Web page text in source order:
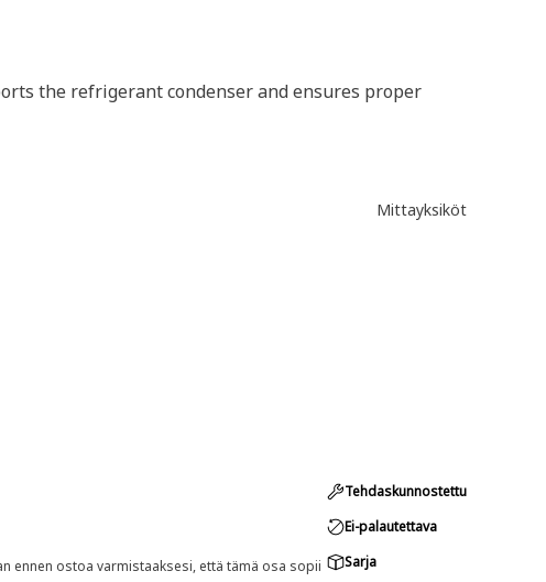
the refrigerant condenser and ensures proper
Mittayksiköt
ennen ostoa varmistaaksesi, että tämä osa sopii
Tehdaskunnostettu
Ei-palautettava
Sarja